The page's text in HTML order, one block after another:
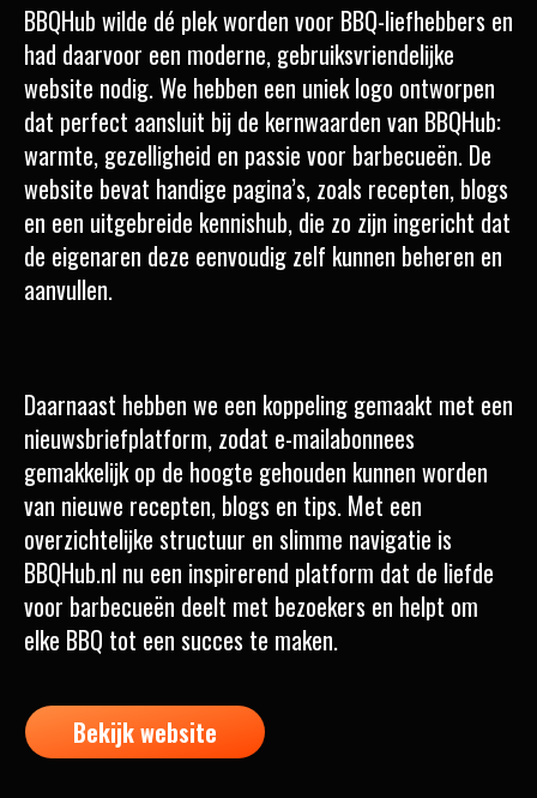
BBQHub wilde dé plek worden voor BBQ-liefhebbers en
had daarvoor een moderne, gebruiksvriendelijke
website nodig. We hebben een uniek logo ontworpen
dat perfect aansluit bij de kernwaarden van BBQHub:
warmte, gezelligheid en passie voor barbecueën. De
website bevat handige pagina’s, zoals recepten, blogs
en een uitgebreide kennishub, die zo zijn ingericht dat
de eigenaren deze eenvoudig zelf kunnen beheren en
aanvullen.
Daarnaast hebben we een koppeling gemaakt met een
nieuwsbriefplatform, zodat e-mailabonnees
gemakkelijk op de hoogte gehouden kunnen worden
van nieuwe recepten, blogs en tips. Met een
overzichtelijke structuur en slimme navigatie is
BBQHub.nl nu een inspirerend platform dat de liefde
voor barbecueën deelt met bezoekers en helpt om
elke BBQ tot een succes te maken.
Bekijk website